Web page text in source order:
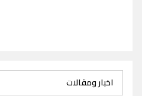
اخبار ومقالات